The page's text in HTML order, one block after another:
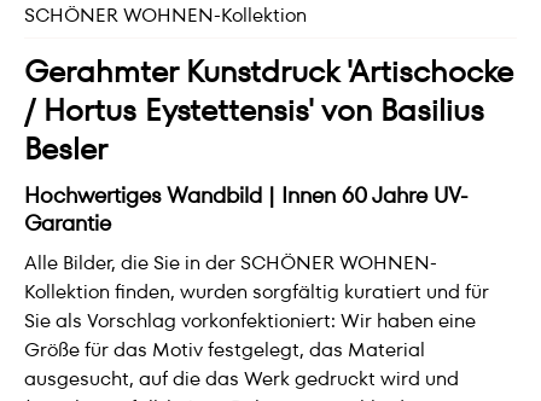
SCHÖNER WOHNEN-Kollektion
Gerahmter Kunstdruck 'Artischocke
/ Hortus Eystettensis' von Basilius
Besler
Hochwertiges Wandbild | Innen 60 Jahre UV-
Garantie
Alle Bilder, die Sie in der SCHÖNER WOHNEN-
Kollektion finden, wurden sorgfältig kuratiert und für
Sie als Vorschlag vorkonfektioniert: Wir haben eine
Größe für das Motiv festgelegt, das Material
ausgesucht, auf die das Werk gedruckt wird und